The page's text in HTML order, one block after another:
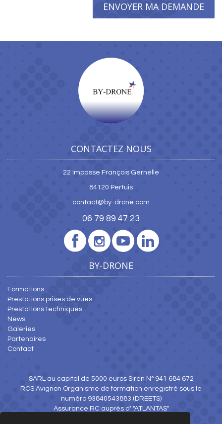
ENVOYER MA DEMANDE
CONTACTEZ NOUS
22 Impasse François Gernelle
84120 Pertuis
contact@by-drone.com
06 79 89 47 23
BY-DRONE
Formations
Prestations prises de vues
Prestations techniques
News
Galeries
Partenaires
Contact
SARL au capital de 5000 euros Siren N° 941 684 672
RCS Avignon Organisme de formation enregistré sous le
numéro 93840543883 (DREETS)
Assurance RC auprès d' "ATLANTAS"